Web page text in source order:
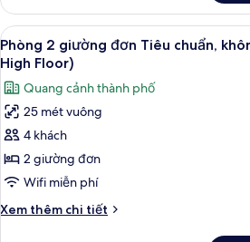
(for
5
people)
Phòng,
không
hút
thuốc,
phòng
thông
nhau
(for
5
people)
Xem
tất
cả
ảnh
Phòng
2
giường
đơn
Tiêu
chuẩn,
1
11
Phòng 2 giường đơn Tiêu chuẩn,
High Floor)
Quang cảnh thành phố
25 mét vuông
4 khách
2 giường đơn
Wifi miễn phí
Xem thêm chi tiết
Chi